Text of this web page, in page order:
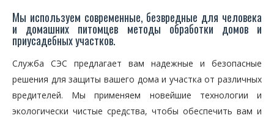
Мы используем современные, безвредные для человека
и домашних питомцев методы обработки домов и
приусадебных участков.
Служба СЭС предлагает вам надежные и безопасные
решения для защиты вашего дома и участка от различных
вредителей. Мы применяем новейшие технологии и
экологически чистые средства, чтобы обеспечить вам и